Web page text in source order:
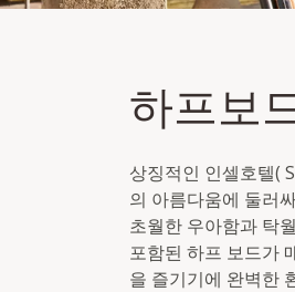
조식 포함 숙박
매일 하프보드(3코스 메
하프보
상징적인 인셀호텔(
의 아름다움에 둘러
초월한 우아함과 탁
포함된 하프 보드가
을 즐기기에 완벽한